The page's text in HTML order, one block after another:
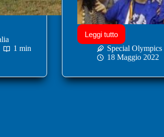
1 min
Leggi tutto
Special Olympics
18 Maggio 2022